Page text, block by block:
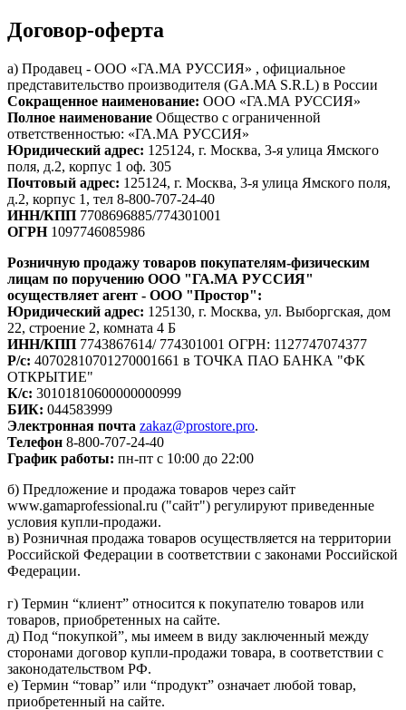
Договор-оферта
а) Продавец - ООО «ГА.МА РУССИЯ» , официальное
представительство производителя (GA.MA S.R.L) в России
Сокращенное наименование: ООО «ГА.МА РУССИЯ»
Полное наименование Общество с ограниченной
ответственностью: «ГА.МА РУССИЯ»
Юридический адрес: 125124, г. Москва, 3-я улица Ямского
поля, д.2, корпус 1 оф. 305
Почтовый адрес: 125124, г. Москва, 3-я улица Ямского поля,
д.2, корпус 1, тел 8-800-707-24-40
ИНН/КПП 7708696885/774301001
ОГРН1097746085986
Розничную продажу товаров покупателям-физическим
лицам по поручению ООО "ГА.МА РУССИЯ"
осуществляет агент - ООО "Простор":
Юридический адрес: 125130, г. Москва, ул. Выборгская, дом
22, строение 2, комната 4 Б
ИНН/КПП 7743867614/ 774301001 ОГРН: 1127747074377
Р/с: 40702810701270001661 в ТОЧКА ПАО БАНКА "ФК
ОТКРЫТИЕ"
К/с: 30101810600000000999
БИК: 044583999
Электронная почта zakaz@prostore.pro.
Телефон 8-800-707-24-40
График работы: пн-пт с 10:00 до 22:00
б) Предложение и продажа товаров через сайт
www.gamaprofessional.ru ("сайт") регулируют приведенные
условия купли-продажи.
в) Розничная продажа товаров осуществляется на территории
Российской Федерации в соответствии с законами Российской
Федерации.
г) Термин “клиент” относится к покупателю товаров или
товаров, приобретенных на сайте.
д) Под “покупкой”, мы имеем в виду заключенный между
сторонами договор купли-продажи товара, в соответствии с
законодательством РФ.
е) Термин “товар” или “продукт” означает любой товар,
приобретенный на сайте.